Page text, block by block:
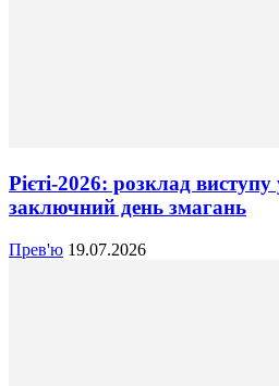
Рієті-2026: розклад виступу
заключний день змагань
Прев'ю 19.07.2026